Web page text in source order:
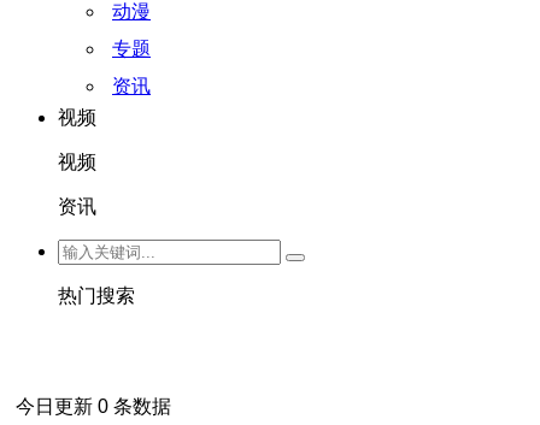
动漫
专题
资讯
视频
视频
资讯
热门搜索
今日更新 0 条数据